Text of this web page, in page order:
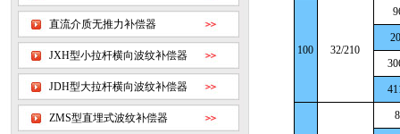
直流介质无推力补偿器
JXH型小拉杆横向波纹补偿器
JDH型大拉杆横向波纹补偿器
ZMS型直埋式波纹补偿器
100 32/210